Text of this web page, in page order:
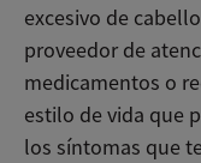
excesivo de
proveedor de
medicamentos o
estilo de vida que
los síntomas que